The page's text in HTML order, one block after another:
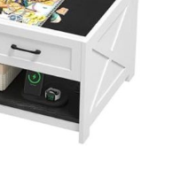
MAPED : Depuis sa
création en 1947,
la société Maped
appuie son
développement
sur son savoir-faire
industriel, sa